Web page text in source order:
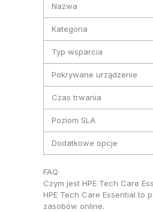
Nazwa
Kategoria
Typ wsparcia
Pokrywane urządzenie
Czas trwania
Poziom SLA
Dodatkowe opcje
FAQ
Czym jest HPE Tech Care
HPE Tech Care Essential to
zasobów online.